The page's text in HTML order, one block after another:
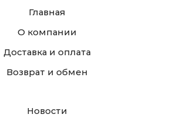
Главная
О компании
Доставка и оплата
Возврат и обмен
Новости